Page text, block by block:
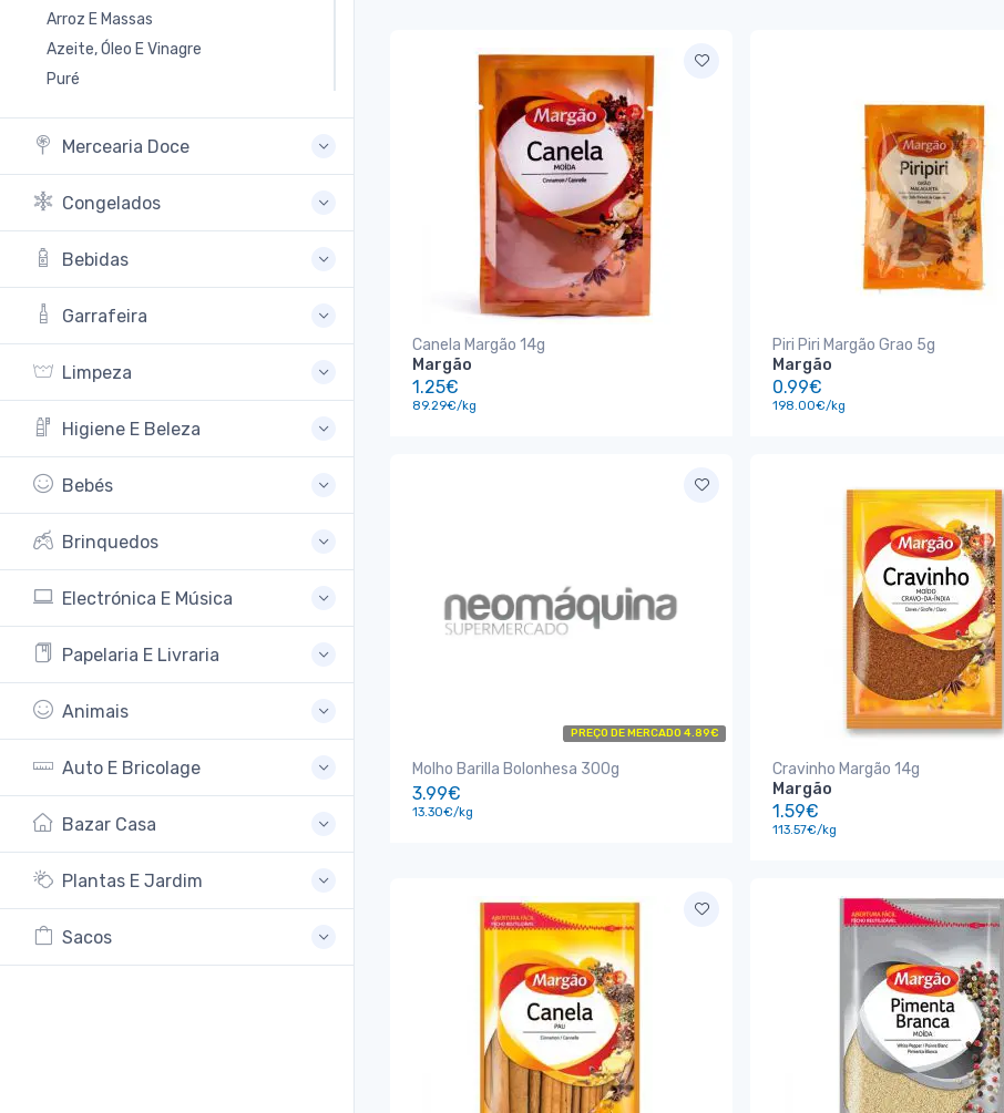
Arroz E Massas
Azeite, Óleo E Vinagre
Puré
Mercearia Doce
Congelados
Bebidas
Garrafeira
Limpeza
Higiene E Beleza
Bebés
Brinquedos
Electrónica E Música
Papelaria E Livraria
Animais
Auto E Bricolage
Bazar Casa
Plantas E Jardim
Sacos
Canela Margão 14g
Margão
1.25€
89.29€/kg
Piri Piri Margão Grao 5g
Margão
0.99€
198.00€/kg
PREÇO DE MERCADO 4.89€
Molho Barilla Bolonhesa 300g
3.99€
13.30€/kg
Cravinho Margão 14g
Margão
1.59€
113.57€/kg